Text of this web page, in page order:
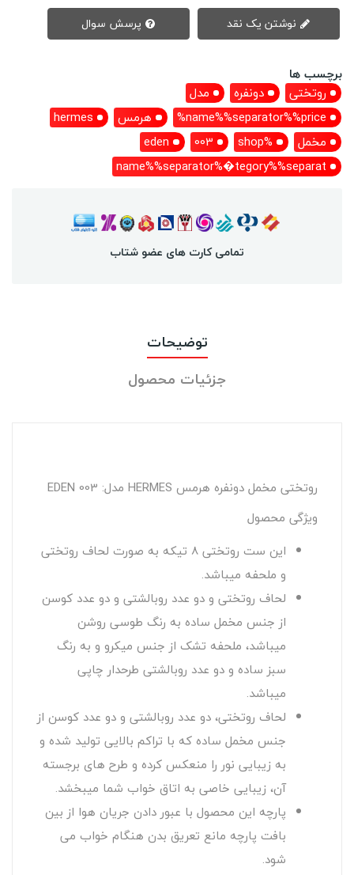
برچسب ها
روتختی
دونفره
مدل
name%%separator%%price%
هرمس
hermes
مخمل
%shop
003
eden
name%%separator%�tegory%%separat
تمامی کارت های عضو شتاب
توضیحات
جزئیات محصول
روتختی مخمل دونفره هرمس HERMES مدل: EDEN 003
ویژگی محصول
این ست روتختی 8 تیکه به صورت لحاف روتختی
و ملحفه میباشد.
لحاف روتختی و دو عدد روبالشتی و دو عدد کوسن
از جنس مخمل ساده به رنگ طوسی روشن
میباشد، ملحفه تشک از جنس میکرو و به رنگ
سبز ساده و دو عدد روبالشتی طرحدار چاپی
میباشد.
لحاف روتختی، دو عدد روبالشتی و دو عدد کوسن از
جنس مخمل ساده که با تراکم بالایی تولید شده و
به زیبایی نور را منعکس کرده و طرح های برجسته
آن، زیبایی خاصی به اتاق خواب شما میبخشد.
پارچه این محصول با عبور دادن جریان هوا از بین
بافت پارچه مانع تعریق بدن هنگام خواب می
شود.